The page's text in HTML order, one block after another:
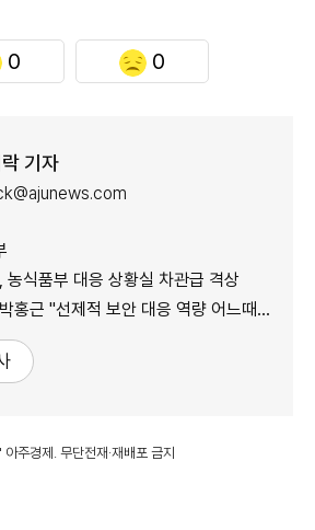
0 0
기자
농식품부 대응 상황실 차관급 격상
근 "선제적 보안 대응 역량 어느때보다 중요"
주경제. 무단전재·재배포 금지